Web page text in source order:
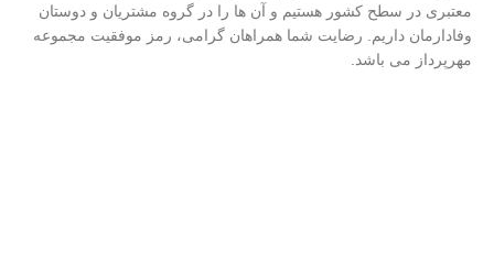
3DNR, AWB, AGC, BLC
دید در شب: برد 30 متر
جنس بدنه: فلز
دارای ویژگی: Intrusion, tripwire
ROI
معتبری در سطح کشور هستیم و آن ها را در گروه مشتریان و دوستان
وفادارمان داریم. رضایت شما همراهان گرامی، رمز موفقیت مجموعه
مهرپرداز می باشد.